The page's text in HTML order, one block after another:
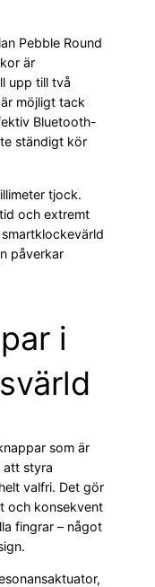
Pebble Round
är
upp till två
möjligt tack
Bluetooth-
ständigt kör
tjock.
och extremt
påverkar
i
som är
att styra
valfri. Det gör
och konsekvent
fingrar – något